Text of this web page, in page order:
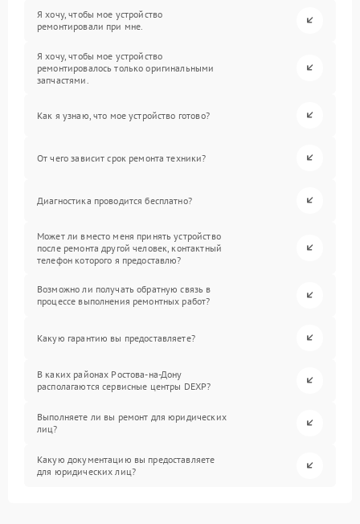
Я хочу, чтобы мое устройство
ремонтировали при мне.
Я хочу, чтобы мое устройство
ремонтировалось только оригинальными
запчастями.
Как я узнаю, что мое устройство готово?
От чего зависит срок ремонта техники?
Диагностика проводится бесплатно?
Может ли вместо меня принять устройство
после ремонта другой человек, контактный
телефон которого я предоставлю?
Возможно ли получать обратную связь в
процессе выполнения ремонтных работ?
Какую гарантию вы предоставляете?
В каких районах Ростова-на-Дону
располагаются сервисные центры DEXP?
Выполняете ли вы ремонт для юридических
лиц?
Какую документацию вы предоставляете
для юридических лиц?